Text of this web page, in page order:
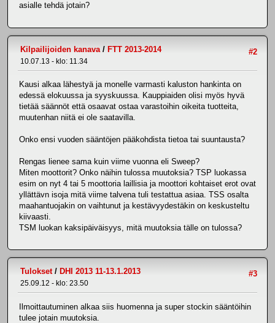
asialle tehdä jotain?
#2
Kilpailijoiden kanava / FTT 2013-2014
10.07.13 - klo: 11.34
Kausi alkaa lähestyä ja monelle varmasti kaluston hankinta on
edessä elokuussa ja syyskuussa. Kauppiaiden olisi myös hyvä
tietää säännöt että osaavat ostaa varastoihin oikeita tuotteita,
muutenhan niitä ei ole saatavilla.
Onko ensi vuoden sääntöjen pääkohdista tietoa tai suuntausta?
Rengas lienee sama kuin viime vuonna eli Sweep?
Miten moottorit? Onko näihin tulossa muutoksia? TSP luokassa
esim on nyt 4 tai 5 moottoria laillisia ja moottori kohtaiset erot ovat
yllättävn isoja mitä viime talvena tuli testattua asiaa. TSS osalta
maahantuojakin on vaihtunut ja kestävyydestäkin on keskusteltu
kiivaasti.
TSM luokan kaksipäiväisyys, mitä muutoksia tälle on tulossa?
#3
Tulokset/ DHI 2013 11-13.1.2013
25.09.12 - klo: 23.50
Ilmoittautuminen alkaa siis huomenna ja super stockin sääntöihin
tulee jotain muutoksia.